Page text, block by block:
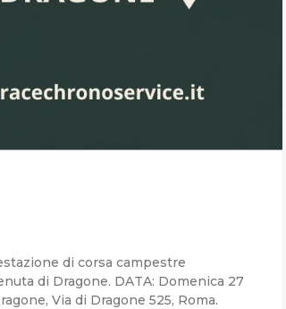
di corsa campestre
di Dragone. DATA: Domenica 27
Via di Dragone 525, Roma.